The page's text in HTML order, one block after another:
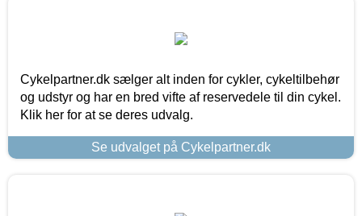
Cykelpartner.dk sælger alt inden for cykler, cykeltilbehør
og udstyr og har en bred vifte af reservedele til din cykel.
Klik her for at se deres udvalg.
Se udvalget på Cykelpartner.dk